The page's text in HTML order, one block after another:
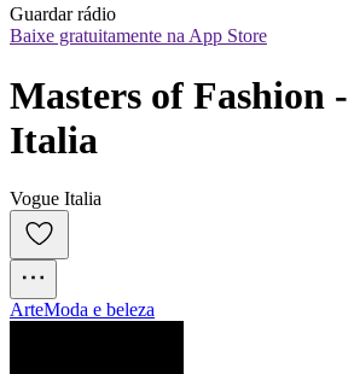
Guardar rádio
Baixe gratuitamente na App Store
Masters of Fashion -
Italia
Vogue Italia
ArteModa e beleza